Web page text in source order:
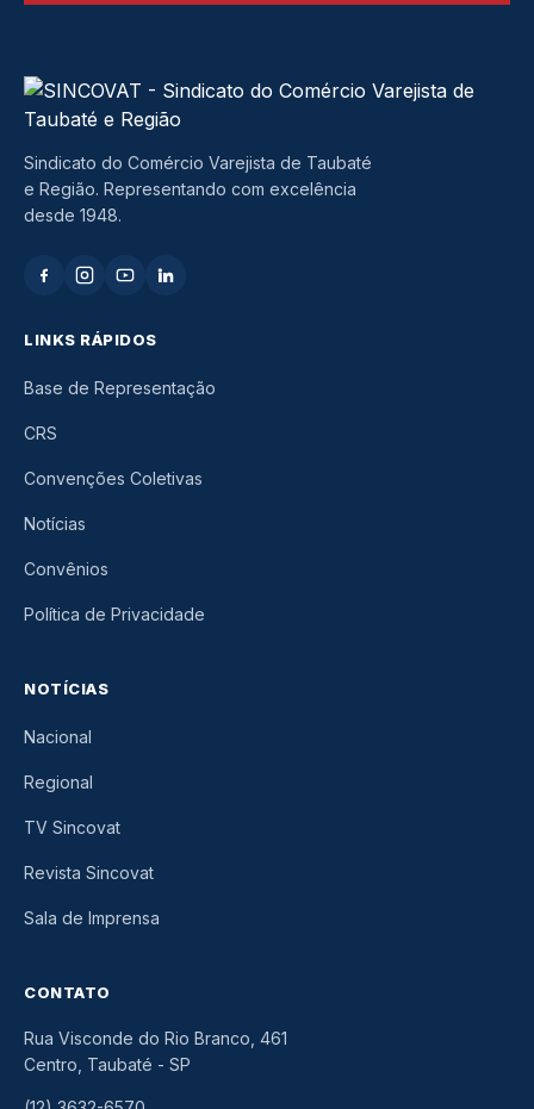
Sindicato do Comércio Varejista de Taubaté
e Região. Representando com excelência
desde 1948.
LINKS RÁPIDOS
Base de Representação
CRS
Convenções Coletivas
Notícias
Convênios
Política de Privacidade
NOTÍCIAS
Nacional
Regional
TV Sincovat
Revista Sincovat
Sala de Imprensa
CONTATO
Rua Visconde do Rio Branco, 461
Centro, Taubaté - SP